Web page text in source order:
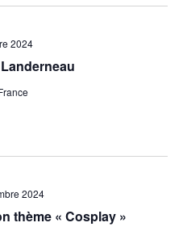
2024
thème « Cosplay »
2024